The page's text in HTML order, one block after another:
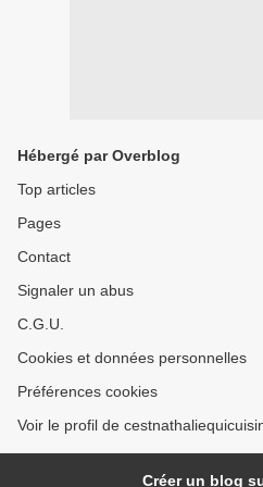
Hébergé par Overblog
Top articles
Pages
Contact
Signaler un abus
C.G.U.
Cookies et données personnelles
Préférences cookies
Voir le profil de
Créer un blog